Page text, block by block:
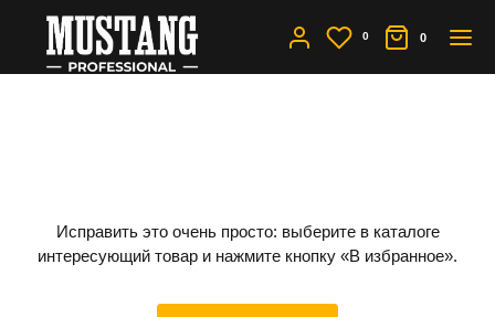
0 0
Исправить это очень просто: выберите в каталоге
интересующий товар и нажмите кнопку «В избранное».